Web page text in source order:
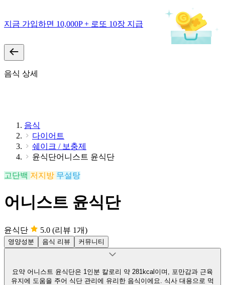
지금 가입하면 10,000P + 로또 10장 지급
음식 상세
음식
다이어트
쉐이크 / 보충제
윤식단어니스트 윤식단
고단백 저지방 무설탕
어니스트 윤식단
윤식단 5.0 (리뷰 1개)
영양성분 음식 리뷰 커뮤니티
요약 어니스트 윤식단은 1인분 칼로리 약 281kcal이며, 포만감과 근육
유지에 도움을 주어 식단 관리에 유리한 음식이에요. 식사 대용으로 먹